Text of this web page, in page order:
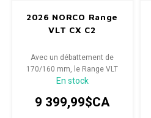
2026 NORCO Range
VLT CX C2
Avec un débattement de
170/160 mm, le Range VLT
CX C2 est le grand frère
affronter les sentiers les plus
En stock
9 399,99$CA